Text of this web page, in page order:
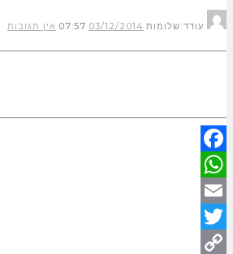
עודד שלומות 03/12/2014
07:57 אין תגובות
Facebook
WhatsApp
Email
Twitter